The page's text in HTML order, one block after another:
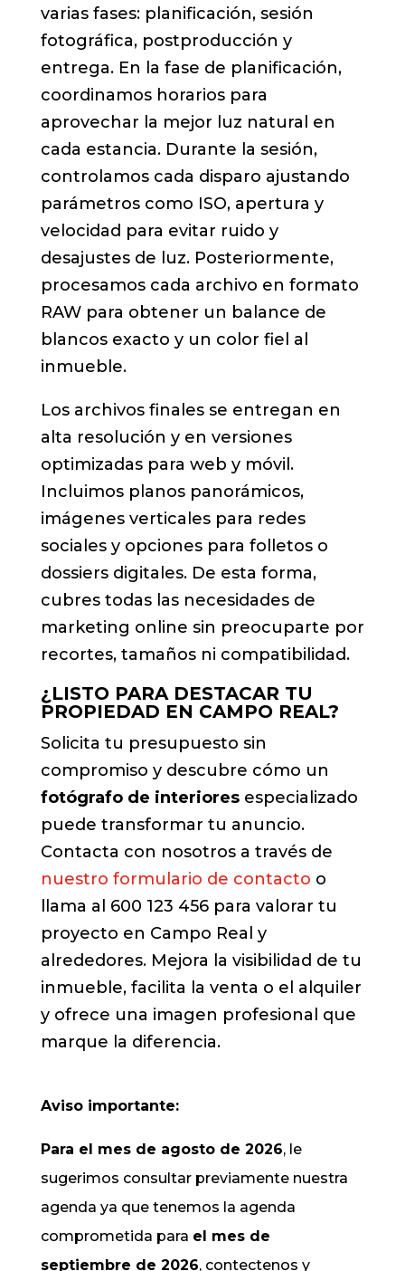
varias fases: planificación, sesión
fotográfica, postproducción y
entrega. En la fase de planificación,
coordinamos horarios para
aprovechar la mejor luz natural en
cada estancia. Durante la sesión,
controlamos cada disparo ajustando
parámetros como ISO, apertura y
velocidad para evitar ruido y
desajustes de luz. Posteriormente,
procesamos cada archivo en formato
RAW para obtener un balance de
blancos exacto y un color fiel al
inmueble.
Los archivos finales se entregan en
alta resolución y en versiones
optimizadas para web y móvil.
Incluimos planos panorámicos,
imágenes verticales para redes
sociales y opciones para folletos o
dossiers digitales. De esta forma,
cubres todas las necesidades de
marketing online sin preocuparte por
recortes, tamaños ni compatibilidad.
¿LISTO PARA DESTACAR TU
PROPIEDAD EN CAMPO REAL?
Solicita tu presupuesto sin
compromiso y descubre cómo un
fotógrafo de interioresespecializado
puede transformar tu anuncio.
Contacta con nosotros a través de
nuestro formulario de contacto o
llama al 600 123 456 para valorar tu
proyecto en Campo Real y
alrededores. Mejora la visibilidad de tu
inmueble, facilita la venta o el alquiler
y ofrece una imagen profesional que
marque la diferencia.
Aviso importante:
Para el mes de agosto de 2026, le
sugerimos consultar previamente nuestra
agenda ya que tenemos la agenda
comprometida para el mes de
septiembre de 2026, contectenos y